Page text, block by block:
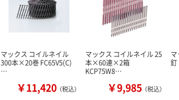
マックス コイルネイル
300本×20巻 FC65V5(C)
…
￥11,420 （税込）
マックス コイルネイル 25
本×60連×2箱
KCP75W8…
￥9,985 （税込）
釘